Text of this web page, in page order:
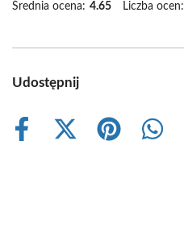
Średnia ocena: 4.65 Liczba ocen:
Udostępnij
Share
Share
Share
Share